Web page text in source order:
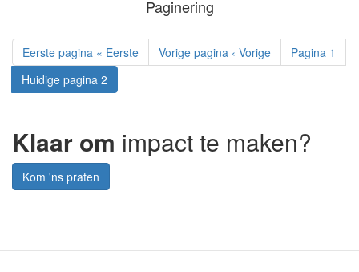
Paginering
Eerste pagina « Eerste Vorige pagina ‹ Vorige Pagina 1
Huidige pagina 2
Klaar om impact te maken?
Kom 'ns praten